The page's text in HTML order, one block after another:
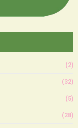
(2)
(32)
(5)
(28)